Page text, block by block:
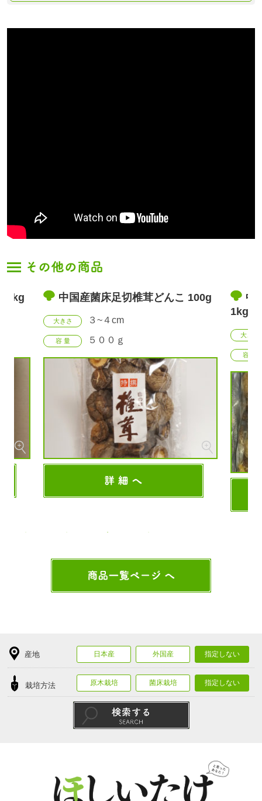
1kg 中国産菌床足切椎茸どんこ 100g
大きさ ３~４cm
容 量 ５００ｇ
中
大きさ
容 量
産地 日本産 外国産 指定しない
栽培方法 原木栽培 菌床栽培 指定しない